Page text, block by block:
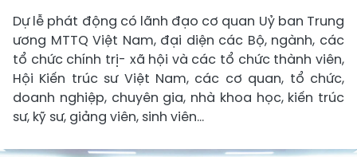
Dự lễ phát động có lãnh đạo cơ quan Uỷ ban Trung
ương MTTQ Việt Nam, đại diện các Bộ, ngành, các
tổ chức chính trị- xã hội và các tổ chức thành viên,
Hội Kiến trúc sư Việt Nam, các cơ quan, tổ chức,
doanh nghiệp, chuyên gia, nhà khoa học, kiến trúc
sư, kỹ sư, giảng viên, sinh viên…